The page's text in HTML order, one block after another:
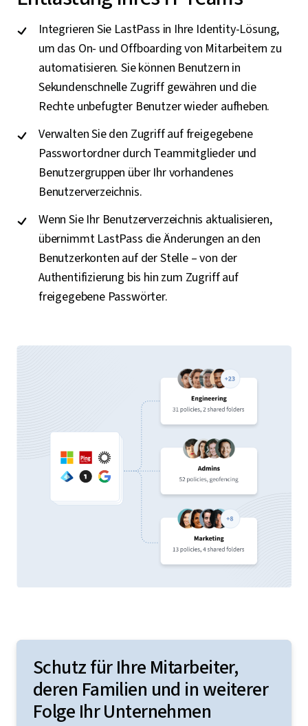
Integrieren Sie LastPass in Ihre Identity-Lösung,
um das On- und Offboarding von Mitarbeitern zu
automatisieren. Sie können Benutzern in
Sekundenschnelle Zugriff gewähren und die
Rechte unbefugter Benutzer wieder aufheben.
Verwalten Sie den Zugriff auf freigegebene
Passwortordner durch Teammitglieder und
Benutzergruppen über Ihr vorhandenes
Benutzerverzeichnis.
Wenn Sie Ihr Benutzerverzeichnis aktualisieren,
übernimmt LastPass die Änderungen an den
Benutzerkonten auf der Stelle – von der
Authentifizierung bis hin zum Zugriff auf
freigegebene Passwörter.
Schutz für Ihre Mitarbeiter,
deren Familien und in weiterer
Folge Ihr Unternehmen